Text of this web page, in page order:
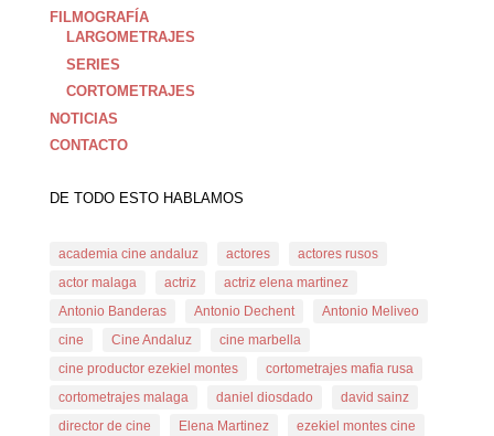
FILMOGRAFÍA
LARGOMETRAJES
SERIES
CORTOMETRAJES
NOTICIAS
CONTACTO
DE TODO ESTO HABLAMOS
academia cine andaluz actores
actores rusos
actor malaga
actriz
actriz elena martinez
Antonio Banderas
Antonio Dechent
Antonio Meliveo
cine
Cine Andaluz
cine marbella
cine productor ezekiel montes
cortometrajes mafia rusa
cortometrajes malaga
daniel diosdado
david sainz
director de cine
Elena Martinez
ezekiel montes cine